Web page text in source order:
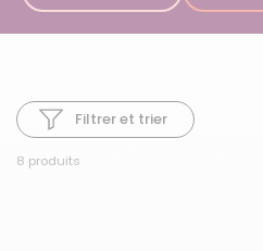
8 produits
Filtrer et trier